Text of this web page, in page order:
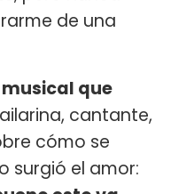
de una
que
cantante,
cómo se
surgió el amor: